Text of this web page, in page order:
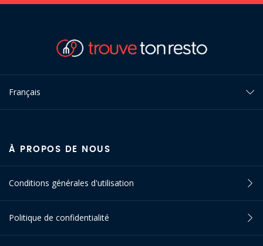
Français
À PROPOS DE NOUS
Conditions générales d'utilisation
Politique de confidentialité